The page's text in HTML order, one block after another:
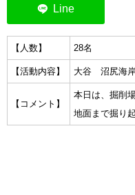
【人数】 28名
【活動内容】 大谷 沼尻海
【コメント】
本日は、掘削
地面まで掘り
2026年3月11日捜索
集中捜索活動の記録
ボランティア募集要項
ボランティアさん集